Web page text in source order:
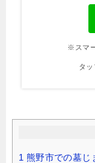
※スマ
タ
1 熊野市での墓じ